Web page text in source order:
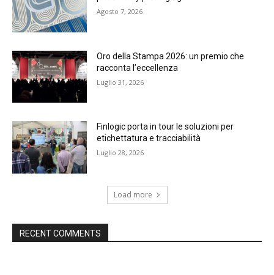
Agosto 7, 2026
Oro della Stampa 2026: un premio che
racconta l’eccellenza
Luglio 31, 2026
Finlogic porta in tour le soluzioni per
etichettatura e tracciabilità
Luglio 28, 2026
Load more
RECENT COMMENTS